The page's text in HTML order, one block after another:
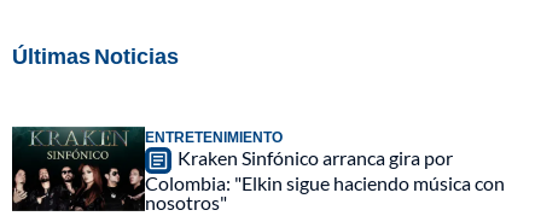
Últimas Noticias
ENTRETENIMIENTO
Kraken Sinfónico arranca gira por
Colombia: "Elkin sigue haciendo música con
nosotros"